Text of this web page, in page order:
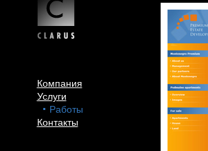
Компания
Услуги
Работы
Контакты